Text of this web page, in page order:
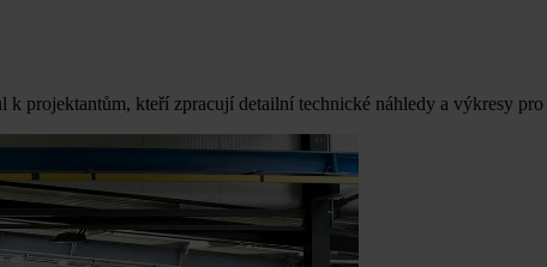
k projektantům, kteří zpracují detailní technické náhledy a výkresy